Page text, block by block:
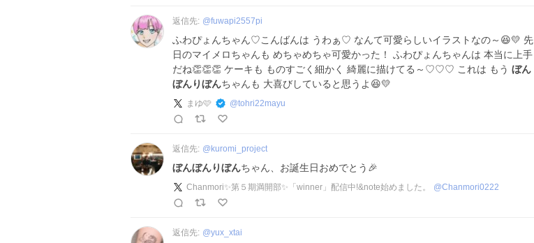
返信先: @fuwapi2557pi
ふわぴょんちゃん♡こんばんは うわぁ♡ なんて可愛らしいイラストなの～😆💛 先
日のマイメロちゃんも めちゃめちゃ可愛かった！ ふわぴょんちゃんは 本当に上手
だね👏👏👏 ケーキも ものすごく細かく 綺麗に描けてる～♡♡♡ これは もう ぼん
ぼんりぼんちゃんも 大喜びしていると思うよ😆💛
まゆ🩷 @tohri22mayu
返信先: @ kuromi_project
ぼんぼんりぼんちゃん、お誕生日おめでとう🎉
Chanmori✨第５期満開部✨「winner」配信中!&note始めました。 @Chanmori0222
返信先: @yux_xtai